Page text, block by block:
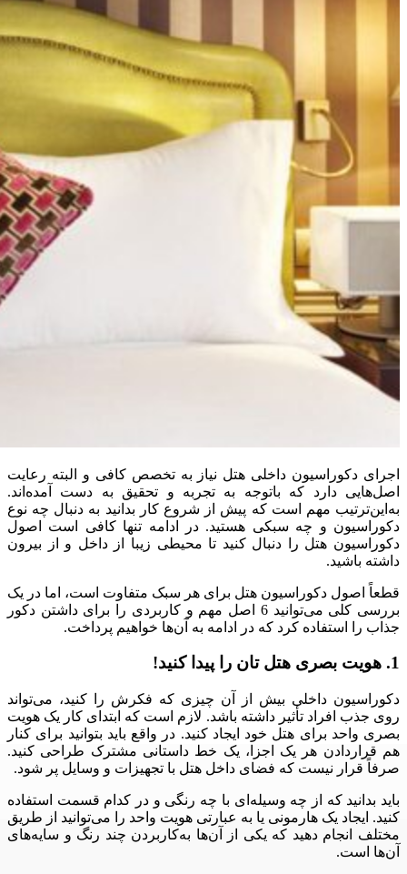
اجرای دکوراسیون داخلی هتل نیاز به تخصص کافی و البته رعایت
اصل‌هایی دارد که باتوجه به تجربه و تحقیق به دست آمده‌اند.
به‌این‌ترتیب مهم است که پیش از شروع کار بدانید به دنبال چه نوع
دکوراسیون و چه سبکی هستید. در ادامه تنها کافی است اصول
دکوراسیون هتل را دنبال کنید تا محیطی زیبا از داخل و از بیرون
داشته باشید.
قطعاً اصول دکوراسیون هتل برای هر سبک متفاوت است، اما در یک
بررسی کلی می‌توانید 6 اصل مهم و کاربردی را برای داشتن دکور
جذاب را استفاده کرد که در ادامه به آن‌ها خواهیم پرداخت.
1. هویت بصری هتل تان را پیدا کنید!
دکوراسیون داخلی بیش از آن چیزی که فکرش را کنید، می‌تواند
روی جذب افراد تأثیر داشته باشد. لازم است که ابتدای کار یک هویت
بصری واحد برای هتل خود ایجاد کنید. در واقع باید بتوانید برای کنار
هم قراردادن هر یک اجزا، یک خط داستانی مشترک طراحی کنید.
صرفاً قرار نیست که فضای داخل هتل با تجهیزات و وسایل پر شود.
باید بدانید که از چه وسیله‌ای با چه رنگی و در کدام قسمت استفاده
کنید. ایجاد یک هارمونی یا به عبارتی هویت واحد را می‌توانید از طریق
مختلف انجام دهید که یکی از آن‌ها به‌کاربردن چند رنگ و سایه‌های
آن‌ها است.